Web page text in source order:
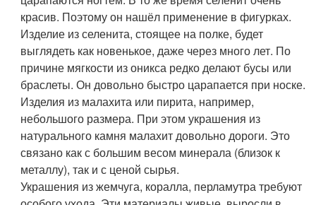
красив. Поэтому он нашёл применение в фигурках.
Изделие из селенита, стоящее на полке, будет
выглядеть как новенькое, даже через много лет. По
причине мягкости из оникса редко делают бусы или
браслеты. Он довольно быстро царапается при носке.
Изделия из малахита или пирита, например,
небольшого размера. При этом украшения из
натурального камня малахит довольно дороги. Это
связано как с большим весом минерала (близок к
металлу), так и с ценой сырья.
Украшения из жемчуга, коралла, перламутра требуют